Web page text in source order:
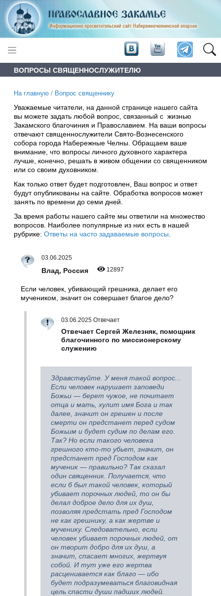
ВОПРОСЫ СВЯЩЕННОСЛУЖИТЕЛЮ
На главную / Вопрос священнику
Уважаемые читатели, на данной странице нашего сайта
вы можете задать любой вопрос, связанный с жизнью
Закамского благочиния и Православием. На ваши вопросы
отвечают священнослужители Свято-Вознесенского
собора города Набережные Челны. Обращаем ваше
внимание, что вопросы личного духовного характера
лучше, конечно, решать в живом общении со священником
или со своим духовником.
Как только ответ будет подготовлен, Ваш вопрос и ответ
будут опубликованы на сайте. Обработка вопросов может
занять по времени до семи дней.
За время работы нашего сайте мы ответили на множество
вопросов. Наиболее популярные из них есть в нашей
рубрике: Ответы на часто задаваемые вопросы
03.06.2025
Влад, Россия 12897
Если человек, убивающий грешника, делает его
мучеником, значит он совершает благое дело?
03.06.2025 Отвечает
Отвечает Сергей Железняк, помощник
благочинного по миссионерскому
служению
Здравствуйте. У меня такой вопрос...
Если человек нарушает заповеди
Божьи — берет чужое, не почитает
отца и мать, хулит имя Бога и так
далее, значит он грешен и после
смерти он предстанет перед судом
Божьим и будет судим по делам его.
Так? Но если такого человека
грешного кто-то убьет, значит, он
предстанет пред Господом как
мученик — правильно? Так сказал
один священник. Получается, что
если б был такой человек, который
убивает порочных людей, то он бы
делал доброе дело для их душ,
позволяя предстать пред Господом
не как грешнику, а как жертве и
мученику. Следовательно, если
человек убивает порочных людей, от
он творит добро для их душ, а
значит, спасает многих, жертвуя
собой. И тут уже его жертва
расценивается как благо — ибо
будет подразумеваться благовидная
цель спасти души падших людей.